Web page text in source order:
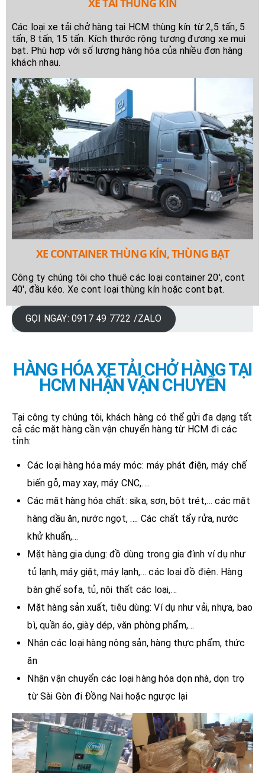
Các loại xe tải chở hàng tại HCM thùng kín từ 2,5 tấn, 5
tấn, 8 tấn, 15 tấn. Kích thước rộng tương đương xe mui
bạt. Phù hợp với số lượng hàng hóa của nhiều đơn hàng
khách nhau.
XE CONTAINER THÙNG KÍN, THÙNG BẠT
Công ty chúng tôi cho thuê các loại container 20′, cont
40′, đầu kéo. Xe cont loại thùng kín hoặc cont bạt.
GỌI NGAY: 0917 49 7722 /ZALO
HÀNG HÓA XE TẢI CHỞ HÀNG TẠI
HCM NHẬN VẬN CHUYỂN
Tại công ty chúng tôi, khách hàng có thể gửi đa dạng tất
cả các mặt hàng cần vận chuyển hàng từ HCM đi các
tỉnh:
Các loại hàng hóa máy móc: máy phát điện, máy chế
biến gỗ, may xay, máy CNC,….
Các mặt hàng hóa chất: sika, sơn, bột trét,… các mặt
hàng dầu ăn, nước ngọt, …. Các chất tẩy rửa, nước
khử khuẩn,…
Mặt hàng gia dụng: đồ dùng trong gia đình ví dụ như
tủ lạnh, máy giặt, máy lạnh,… các loại đồ điện. Hàng
bàn ghế sofa, tủ, nội thất các loại,…
Mặt hàng sản xuất, tiêu dùng: Ví dụ như vải, nhựa, bao
bì, quần áo, giày dép, văn phòng phẩm,…
Nhận các loại hàng nông sản, hàng thực phẩm, thức
ăn
Nhận vận chuyển các loại hàng hóa dọn nhà, dọn trọ
từ Sài Gòn đi Đồng Nai hoặc ngược lại